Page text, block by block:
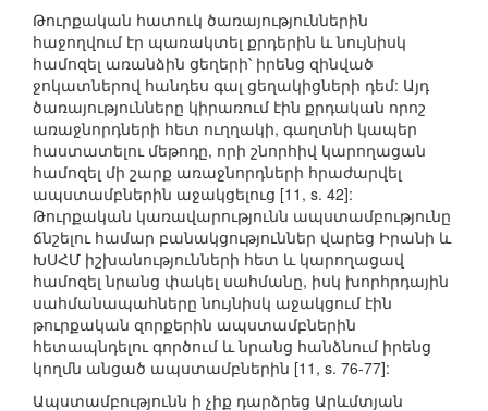
Թուրքական հատուկ ծառայություններին
հաջողվում էր պառակտել քրդերին և նույնիսկ
համոզել առանձին ցեղերի՝ իրենց զինված
ջոկատներով հանդես գալ ցեղակիցների դեմ: Այդ
ծառայությունները կիրառում էին քրդական որոշ
առաջնորդների հետ ուղղակի, գաղտնի կապեր
հաստատելու մեթոդը, որի շնորհիվ կարողացան
համոզել մի շարք առաջնորդների հրաժարվել
ապստամբներին աջակցելուց [11, s. 42]:
Թուրքական կառավարությունն ապստամբությունը
ճնշելու համար բանակցություններ վարեց Իրանի և
ԽՍՀՄ իշխանությունների հետ և կարողացավ
համոզել նրանց փակել սահմանը, իսկ խորհրդային
սահմանապահները նույնիսկ աջակցում էին
թուրքական զորքերին ապստամբներին
հետապնդելու գործում և նրանց հանձնում իրենց
կողմն անցած ապստամբներին [11, s. 76-77]:
Ապստամբությունն ի չիք դարձրեց Արևմտյան